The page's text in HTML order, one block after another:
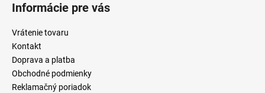
Informácie pre vás
Vrátenie tovaru
Kontakt
Doprava a platba
Obchodné podmienky
Reklamačný poriadok